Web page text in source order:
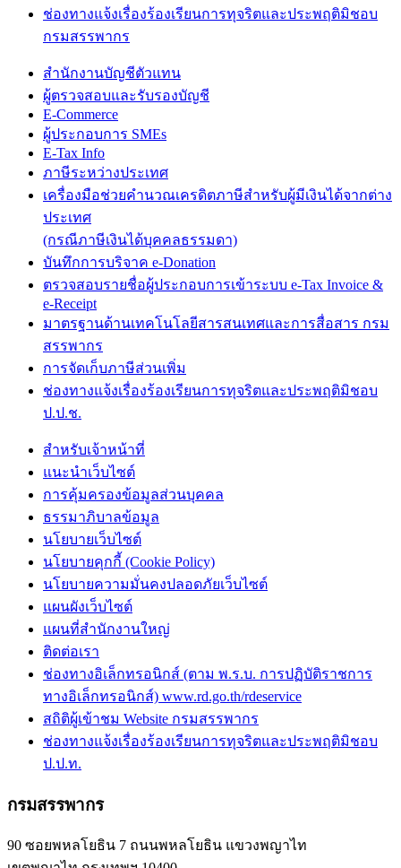
ช่องทางแจ้งเรื่องร้องเรียนการทุจริตและประพฤติมิชอบ
กรมสรรพากร
สำนักงานบัญชีตัวแทน
ผู้ตรวจสอบและรับรองบัญชี
E-Commerce
ผู้ประกอบการ SMEs
E-Tax Info
ภาษีระหว่างประเทศ
เครื่องมือช่วยคำนวณเครดิตภาษีสำหรับผู้มีเงินได้จากต่าง
ประเทศ
(กรณีภาษีเงินได้บุคคลธรรมดา)
บันทึกการบริจาค e-Donation
ตรวจสอบรายชื่อผู้ประกอบการเข้าระบบ e-Tax Invoice &
e-Receipt
มาตรฐานด้านเทคโนโลยีสารสนเทศและการสื่อสาร กรม
สรรพากร
การจัดเก็บภาษีส่วนเพิ่ม
ช่องทางแจ้งเรื่องร้องเรียนการทุจริตและประพฤติมิชอบ
ป.ป.ช.
สำหรับเจ้าหน้าที่
แนะนำเว็บไซต์
การคุ้มครองข้อมูลส่วนบุคคล
ธรรมาภิบาลข้อมูล
นโยบายเว็บไซต์
นโยบายคุกกี้ (Cookie Policy)
นโยบายความมั่นคงปลอดภัยเว็บไซต์
แผนผังเว็บไซต์
แผนที่สำนักงานใหญ่
ติดต่อเรา
ช่องทางอิเล็กทรอนิกส์ (ตาม พ.ร.บ. การปฏิบัติราชการ
ทางอิเล็กทรอนิกส์) www.rd.go.th/rdeservice
สถิติผู้เข้าชม Website กรมสรรพากร
ช่องทางแจ้งเรื่องร้องเรียนการทุจริตและประพฤติมิชอบ
ป.ป.ท.
กรมสรรพากร
90 ซอยพหลโยธิน 7 ถนนพหลโยธิน แขวงพญาไท